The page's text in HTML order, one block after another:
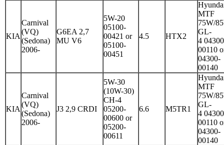
KIA
Carnival
(VQ)
(Sedona)
2006-
G6EA 2,7
MU V6
5W-20
05100-
00421 or
05100-
00451
4.5 HTX2
MTF
75W/
GL-
4
00110
04300-
00140
KIA
Carnival
(VQ)
(Sedona)
2006-
J3 2,9 CRDI
5W-30
(10W-30)
CH-4
05200-
00600 or
05200-
00611
6.6 M5TR1
MTF
75W/
GL-
4
00110
04300-
00140